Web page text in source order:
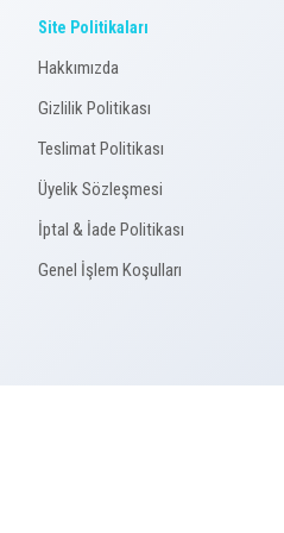
YULAF EZMESİ
Kişisel Bakım
TCHİBO
TEEKANNE
Tottolet
Vİ-VET
VİORAPLAST
YAŞARLAR KOZMETİK
VİLEDA
WOMAN
Site Politikaları
Hakkımızda
Gizlilik Politikası
Teslimat Politikası
Üyelik Sözleşmesi
İptal & İade Politikası
Genel İşlem Koşulları